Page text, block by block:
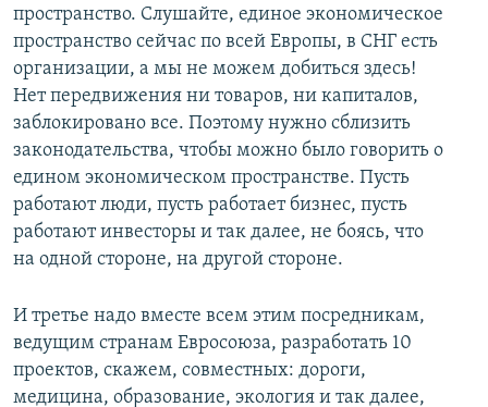
пространство. Слушайте, единое экономическое
пространство сейчас по всей Европы, в СНГ есть
организации, а мы не можем добиться здесь!
Нет передвижения ни товаров, ни капиталов,
заблокировано все. Поэтому нужно сблизить
законодательства, чтобы можно было говорить о
едином экономическом пространстве. Пусть
работают люди, пусть работает бизнес, пусть
работают инвесторы и так далее, не боясь, что
на одной стороне, на другой стороне.
И третье надо вместе всем этим посредникам,
ведущим странам Евросоюза, разработать 10
проектов, скажем, совместных: дороги,
медицина, образование, экология и так далее,